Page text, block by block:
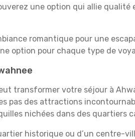
une option qui allie qualité
romantique pour une
option pour chaque type de
transformer votre séjour à
pas des attractions
nichées dans des quartiers
historique ou d’un centre-